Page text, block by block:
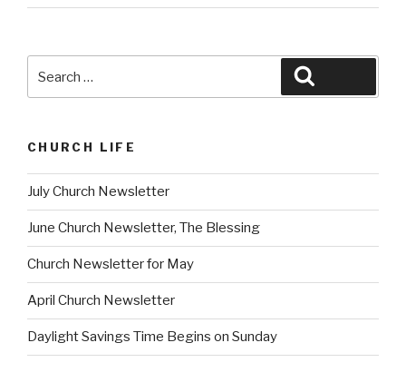
for:
CHURCH LIFE
July Church Newsletter
June Church Newsletter, The Blessing
Church Newsletter for May
April Church Newsletter
Daylight Savings Time Begins on Sunday